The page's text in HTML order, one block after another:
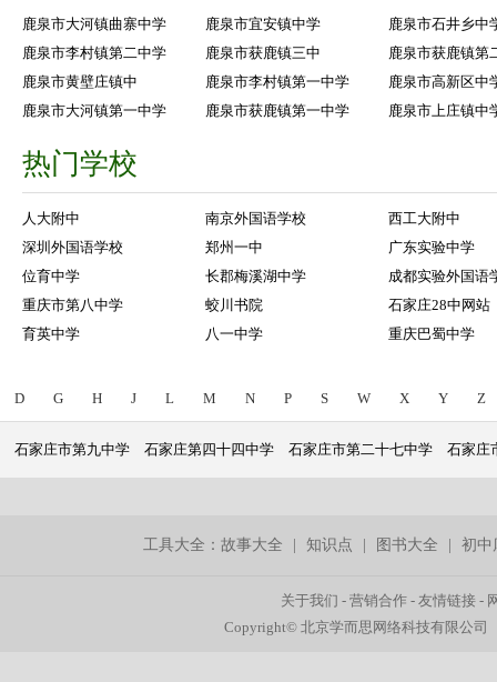
鹿泉市大河镇曲寨中学 鹿泉市宜安镇中学
鹿泉市石井乡中
鹿泉市李村镇第二中学
鹿泉市获鹿镇三中
鹿泉市获鹿镇第
鹿泉市黄壁庄镇中
鹿泉市李村镇第一中学
鹿泉市高新区中
鹿泉市大河镇第一中学
鹿泉市获鹿镇第一中学 鹿泉市上庄镇中
热门学校
人大附中 南京外国语学校
西工大附中
深圳外国语学校
郑州一中
广东实验中学
位育中学
长郡梅溪湖中学
成都实验外国语
重庆市第八中学
蛟川书院
石家庄28中网站
育英中学
八一中学 重庆巴蜀中学
D G H J L M N P S W X Y Z
石家庄市第九中学 石家庄第四十四中学 石家庄市第二十七中学 石家庄
工具大全：故事大全 |知识点 图书大全 |初中
关于我们 -营销合作 -友情链接 -
Copyright© 北京学而思网络科技有限公司